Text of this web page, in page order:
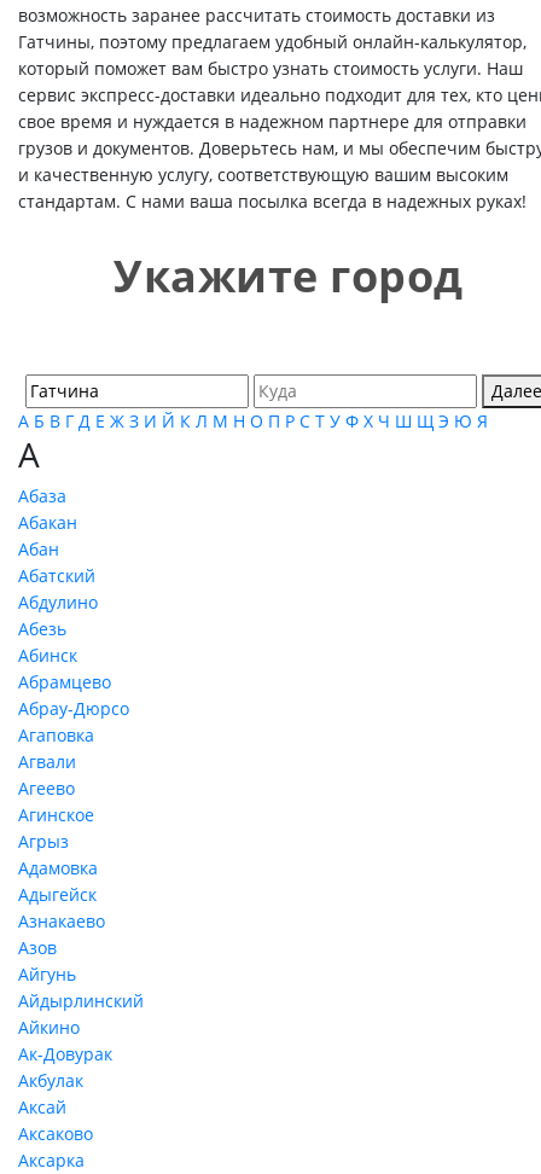
возможность заранее рассчитать стоимость доставки из
Гатчины, поэтому предлагаем удобный онлайн-калькулятор,
который поможет вам быстро узнать стоимость услуги. Наш
сервис экспресс-доставки идеально подходит для тех, кто
свое время и нуждается в надежном партнере для отправки
грузов и документов. Доверьтесь нам, и мы обеспечим
и качественную услугу, соответствующую вашим высоким
стандартам. С нами ваша посылка всегда в надежных руках!
Укажите город
Далее
А Б В Г Д Е Ж З И Й К Л М Н О П Р С Т У Ф Х Ч Ш Щ Э Ю Я
А
Абаза
Абакан
Абан
Абатский
Абдулино
Абезь
Абинск
Абрамцево
Абрау-Дюрсо
Агаповка
Агвали
Агеево
Агинское
Агрыз
Адамовка
Адыгейск
Азнакаево
Азов
Айгунь
Айдырлинский
Айкино
Ак-Довурак
Акбулак
Аксай
Аксаково
Аксарка